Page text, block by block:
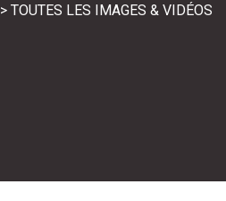
> TOUTES LES IMAGES & VIDÉOS